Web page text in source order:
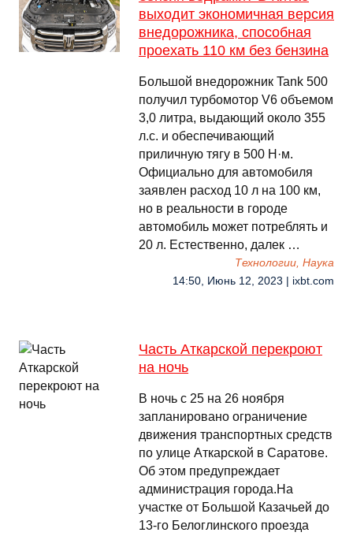
выходит экономичная версия
внедорожника, способная
проехать 110 км без бензина
Большой внедорожник Tank 500
получил турбомотор V6 объемом
3,0 литра, выдающий около 355
л.с. и обеспечивающий
приличную тягу в 500 Н·м.
Официально для автомобиля
заявлен расход 10 л на 100 км,
но в реальности в городе
автомобиль может потреблять и
20 л. Естественно, далек …
Технологии, Наука
14:50, Июнь 12, 2023 | ixbt.com
Часть Аткарской перекроют
на ночь
В ночь с 25 на 26 ноября
запланировано ограничение
движения транспортных средств
по улице Аткарской в Саратове.
Об этом предупреждает
администрация города.На
участке от Большой Казачьей до
13-го Белоглинского проезда